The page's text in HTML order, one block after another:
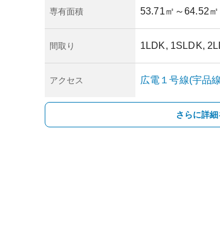
専有面積 53.71㎡ ～64.52㎡
間取り 1LDK, 1SLDK,
アクセス 広電１号線(宇品
さらに詳